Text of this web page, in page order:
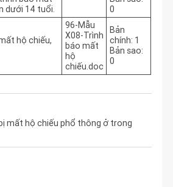
dưới 14 tuổi.
0
hộ chiếu,
96-Mẫu
X08-Trình
báo mất
hộ
chiếu.doc
Bản
chính: 1
Bản sao:
0
mất hộ chiếu phổ thông ở trong